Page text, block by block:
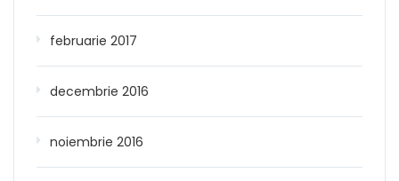
februarie 2017
decembrie 2016
noiembrie 2016